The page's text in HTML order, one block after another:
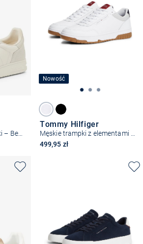
Męskie skórzane trampki – Bedford
Nowość
Tommy Hilfiger
499,95 zł